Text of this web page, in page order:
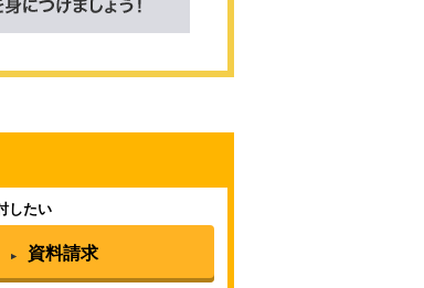
したい
資料請求